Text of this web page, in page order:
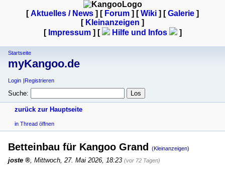
[Aktuelles / News ] [ Forum ] [Wiki ] [Galerie ]
[ Kleinanzeigen ]
[ Impressum] [ Hilfe und Infos ]
Startseite
myKangoo.de
Login Registrieren
Suche:
zurück zur Hauptseite
in Thread öffnen
Betteinbau für Kangoo Grand (Kleinanzeigen)
joste Mittwoch, 27. Mai 2026, 18:23 (vor 72 Tagen)